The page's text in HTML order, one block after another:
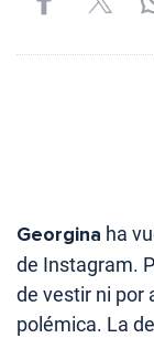
Georgina ha
de Instagram.
de vestir ni por
polémica. La